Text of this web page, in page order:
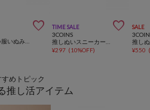
 TIME SALE 
3COINS
¥297 (10%OFF)
SALE
推し
¥550
すめトピック
推し活アイテム